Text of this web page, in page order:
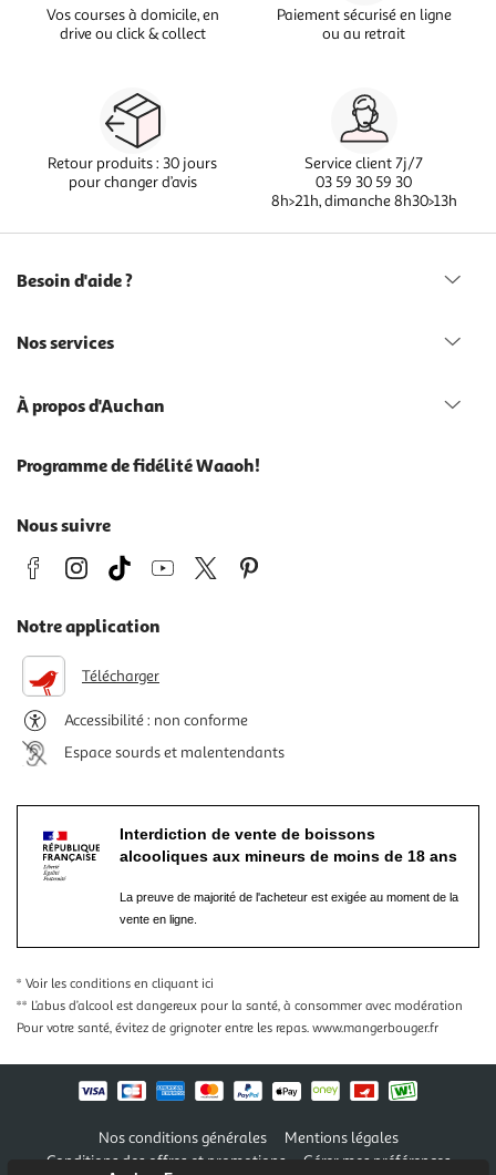
Vos courses à domicile, en
drive ou click & collect
Paiement sécurisé en ligne
ou au retrait
Retour produits : 30 jours
pour changer d’avis
Service client 7j/7
03 59 30 59 30
8h>21h, dimanche 8h30>13h
Besoin d'aide ?
Nos services
À propos d'Auchan
Programme de fidélité Waaoh!
Nous suivre
Notre application
Télécharger
Accessibilité : non conforme
Espace sourds et malentendants
Interdiction de vente de boissons
alcooliques aux mineurs de moins de 18 ans
La preuve de majorité de l'acheteur est exigée au moment de la
vente en ligne.
* Voir les conditions en cliquant ici
** L’abus d’alcool est dangereux pour la santé, à consommer avec modération
Pour votre santé, évitez de grignoter entre les repas. www.mangerbouger.fr
Nos conditions générales
Mentions légales
Conditions des offres et promotions
Gérer mes préférences